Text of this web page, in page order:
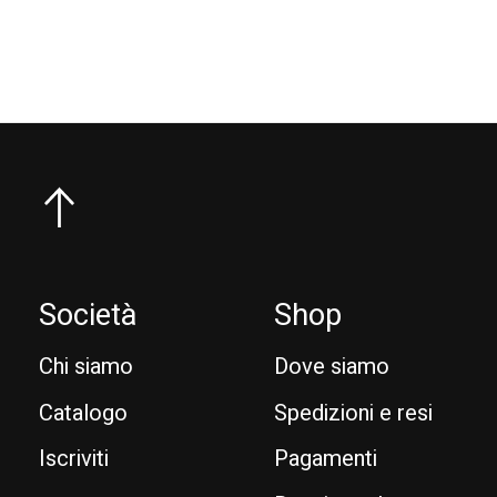
Società
Chi siamo
Catalogo
Iscriviti
Shop
Dove siamo
Spedizioni e resi
Pagamenti